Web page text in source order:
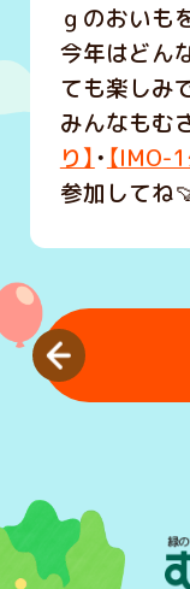
ｇのおいも
今年はどん
ても楽しみ
みんなもむ
り】 ・ 【IMO-
参加してね